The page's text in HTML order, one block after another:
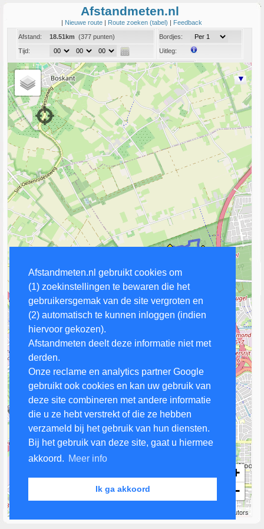
Afstandmeten.nl gebruikt cookies om
(1) zoekinstellingen te bewaren die het
gebruikersgemak van de site vergroten en
(2) automatisch te kunnen inloggen (indien
hiervoor gekozen).
Afstandmeten deelt deze informatie niet met
derden.
Onze reclame en analytics partner Google
gebruikt ook cookies en kan uw gebruik van
deze site combineren met andere informatie
die u ze hebt verstrekt of die ze hebben
verzameld bij het gebruik van hun diensten.
Bij het gebruik van deze site, gaat u hiermee
akkoord. Meer info
Ik ga akkoord
Afstandmeten.nl
| Nieuwe route | Route zoeken (tabel) | Feedback
Afstand:
18.51km (377 punten)
Tijd:
Bordjes:
Uitleg:
Coord:
Info:Link naar deze route
+
−
contributors